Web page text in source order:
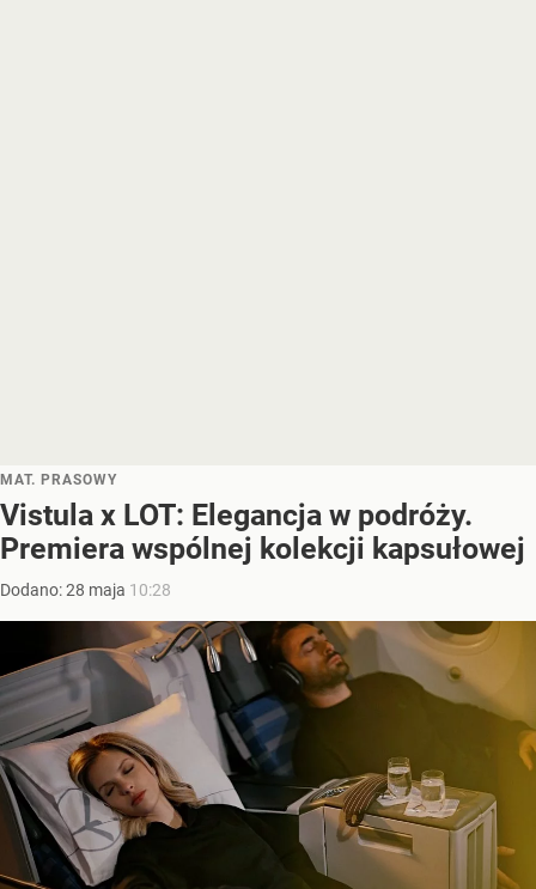
MAT. PRASOWY
Vistula x LOT: Elegancja w podróży.
Premiera wspólnej kolekcji kapsułowej
Dodano:28 maja 10:28